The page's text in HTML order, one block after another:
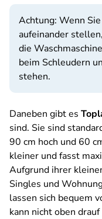
Achtung: Wenn
aufeinander
die
beim Schleudern
stehen.
Daneben gibt es
sind. Sie sind
90 cm hoch und 60
kleiner und fasst
Aufgrund ihrer
Singles und
lassen sich bequem
kann nicht oben